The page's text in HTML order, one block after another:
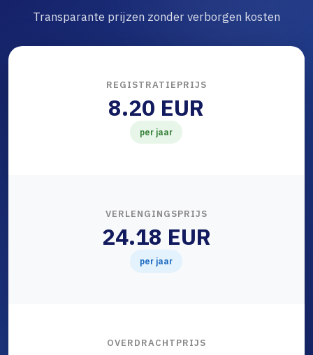
Transparante prijzen zonder verborgen kosten
REGISTRATIEPRIJS
8.20 EUR
per jaar
VERLENGINGSPRIJS
24.18 EUR
per jaar
OVERDRACHTPRIJS